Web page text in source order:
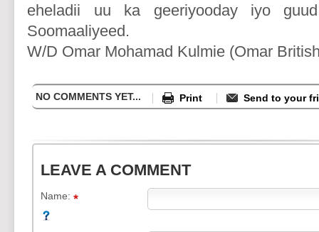
eheladii uu ka geeriyooday iyo
Soomaaliyeed.
W/D Omar Mohamad Kulmie (Omar
NO COMMENTS YET... Print Send to your
LEAVE A COMMENT
Name: